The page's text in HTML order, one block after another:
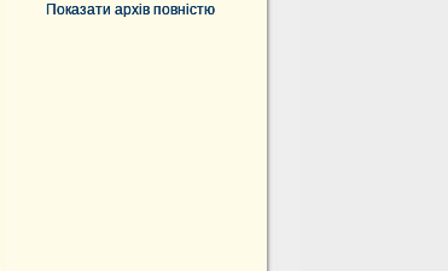
Показати архів повністю